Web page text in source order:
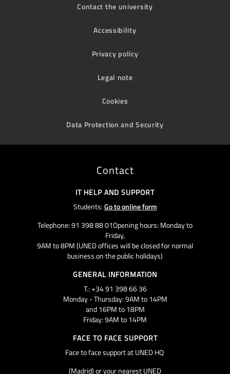
Contact the university
Accessibility
Privacy policy
Legal note
Cookies
Data Protection and Security
Contact
IT HELP AND SUPPORT
Students:Go to online form
Telephone: 91 398 88 01Opening hours: Monday to
Friday,
9AM to 8PM (UNED offices will be closed for normal
business on the public holidays)
GENERAL INFORMATION
T.: +34 91 398 66 36
Monday - Thursday: 9AM to 14PM
and 16PM to 18PM
Friday: 9AM to 14PM
FACE TO FACE SUPPORT
Face to face support at UNED HQ
(Madrid) or your nearest UNED